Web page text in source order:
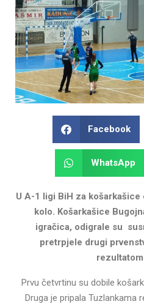
Facebook
WhatsApp
U A-1 ligi BiH za
kolo. Košarkašice
igračica, odigrale su
pretrpjele drugi
Prvu četvrtinu su dobile
Druga je pripala Tuzlankama